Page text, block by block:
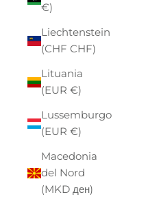
€)
Liechtenstein
(CHF CHF)
Lituania
(EUR €)
Lussemburgo
(EUR €)
Macedonia
del Nord
(MKD ден)